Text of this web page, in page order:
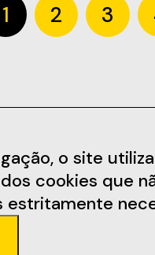
1 2 3
o site
cookies que
Informações
Termos e Condições
Política de Privacidade